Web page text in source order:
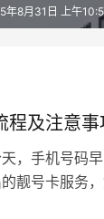
年8月31日 上午
程及注意
，手机号码
靓号卡服务